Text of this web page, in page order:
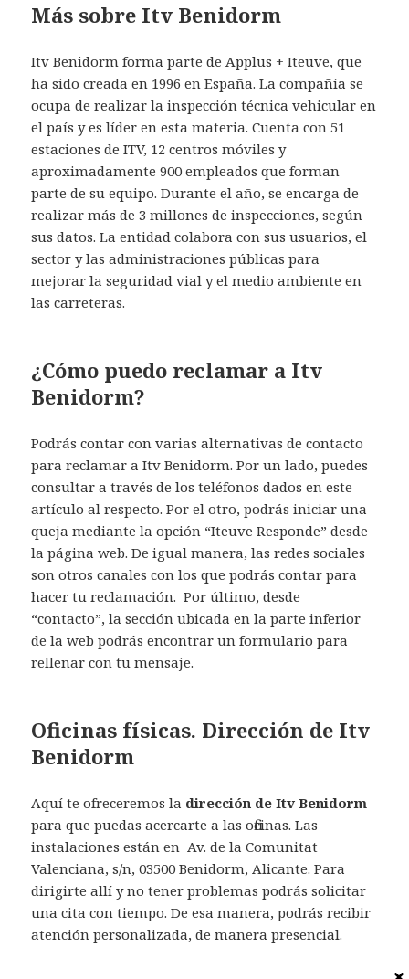
Más sobre Itv Benidorm
Itv Benidorm forma parte de Applus + Iteuve, que
ha sido creada en 1996 en España. La compañía se
ocupa de realizar la inspección técnica vehicular en
el país y es líder en esta materia. Cuenta con 51
estaciones de ITV, 12 centros móviles y
aproximadamente 900 empleados que forman
parte de su equipo. Durante el año, se encarga de
realizar más de 3 millones de inspecciones, según
sus datos. La entidad colabora con sus usuarios, el
sector y las administraciones públicas para
mejorar la seguridad vial y el medio ambiente en
las carreteras.
¿Cómo puedo reclamar a Itv
Benidorm?
Podrás contar con varias alternativas de contacto
para reclamar a Itv Benidorm. Por un lado, puedes
consultar a través de los teléfonos dados en este
artículo al respecto. Por el otro, podrás iniciar una
queja mediante la opción “Iteuve Responde” desde
la página web. De igual manera, las redes sociales
son otros canales con los que podrás contar para
hacer tu reclamación. Por último, desde
“contacto”, la sección ubicada en la parte inferior
de la web podrás encontrar un formulario para
rellenar con tu mensaje.
Oficinas físicas. Dirección de Itv
Benidorm
Aquí te ofreceremos la dirección de Itv Benidorm
para que puedas acercarte a las oficinas. Las
instalaciones están en Av. de la Comunitat
Valenciana, s/n, 03500 Benidorm, Alicante. Para
dirigirte allí y no tener problemas podrás solicitar
una cita con tiempo. De esa manera, podrás recibir
atención personalizada, de manera presencial.